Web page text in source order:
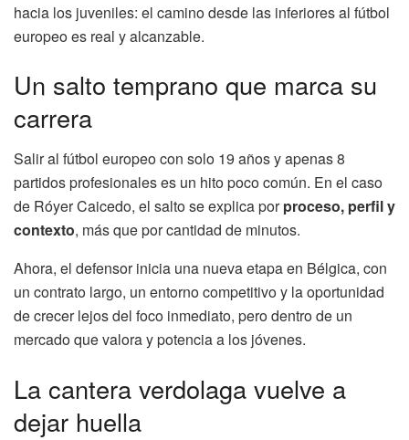
hacia los juveniles: el camino desde las inferiores al fútbol
europeo es real y alcanzable.
Un salto temprano que marca su
carrera
Salir al fútbol europeo con solo 19 años y apenas 8
partidos profesionales es un hito poco común. En el caso
de Róyer Caicedo, el salto se explica porproceso, perfil y
contexto, más que por cantidad de minutos.
Ahora, el defensor inicia una nueva etapa en Bélgica, con
un contrato largo, un entorno competitivo y la oportunidad
de crecer lejos del foco inmediato, pero dentro de un
mercado que valora y potencia a los jóvenes.
La cantera verdolaga vuelve a
dejar huella